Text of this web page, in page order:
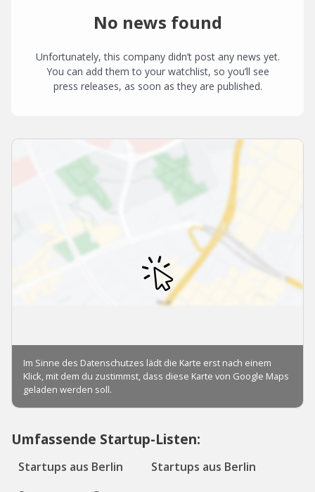
No news found
Unfortunately, this company didn’t post any news yet.
You can add them to your watchlist, so you’ll see
press releases, as soon as they are published.
Umfassende Startup-Listen:
Startups aus Berlin
Startups aus Berlin